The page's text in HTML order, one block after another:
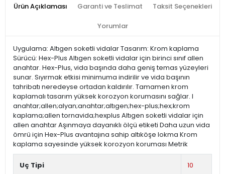
Ürün Açıklaması Garanti ve Teslimat Taksit Seçenekleri
Yorumlar
Uygulama: Altıgen soketli vidalar Tasarım: Krom kaplama
Sürücü: Hex-Plus Altıgen soketli vidalar için birinci sınıf allen
anahtar. Hex-Plus, vida başında daha geniş temas yüzeyleri
sunar. Sıyırmak etkisi minimuma indirilir ve vida başının
tahribatı neredeyse ortadan kaldırılır. Tamamen krom
kaplamalı tasarım yüksek korozyon korumasını sağlar. l
anahtar;allen;alyan;anahtar;altıgen;hex-plus;hex;krom
kaplama;allen tornavida;hexplus Altıgen soketli vidalar için
allen anahtar Aşınmaya dayanıklı ölçü etiketi Daha uzun vida
ömrü için Hex-Plus avantajına sahip altıköşe lokma Krom
kaplama sayesinde yüksek korozyon koruması Metrik
Uç Tipi 10